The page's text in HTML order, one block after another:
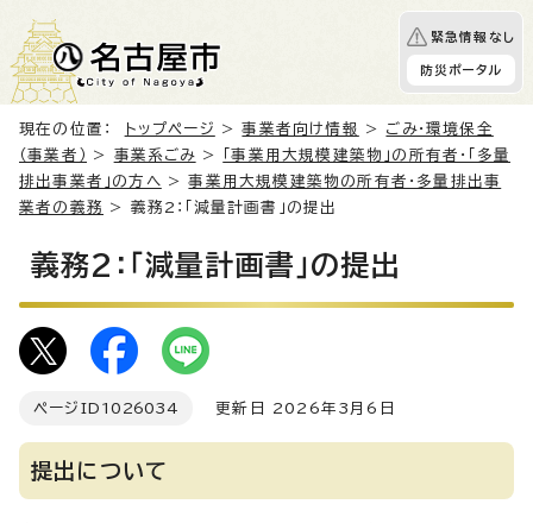
緊急情報なし
防災ポータル
現在の位置： トップページ >事業者向け情報 > ごみ・環境保全
（事業者）
> 事業系ごみ >
「事業用大規模建築物」の所有者・「多量
排出事業者」の方へ >事業用大規模建築物の所有者・多量排出事
業者の義務
> 義務2：「減量計画書」の提出
義務2：「減量計画書」の提出
ページID 1026034 更新日 2026年3月6日
提出について